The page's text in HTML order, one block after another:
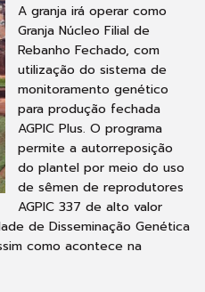
A granja irá operar como
Granja Núcleo Filial de
Rebanho Fechado, com
utilização do sistema de
monitoramento genético
para produção fechada
AGPIC Plus. O programa
permite a autorreposição
do plantel por meio do uso
de sêmen de reprodutores
AGPIC 337 de alto valor
de Disseminação Genética
como acontece na